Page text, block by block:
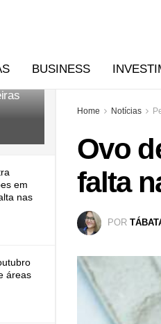
em
nas
áreas
BUSINESS
Home Notícias
Ovo
falta
POR